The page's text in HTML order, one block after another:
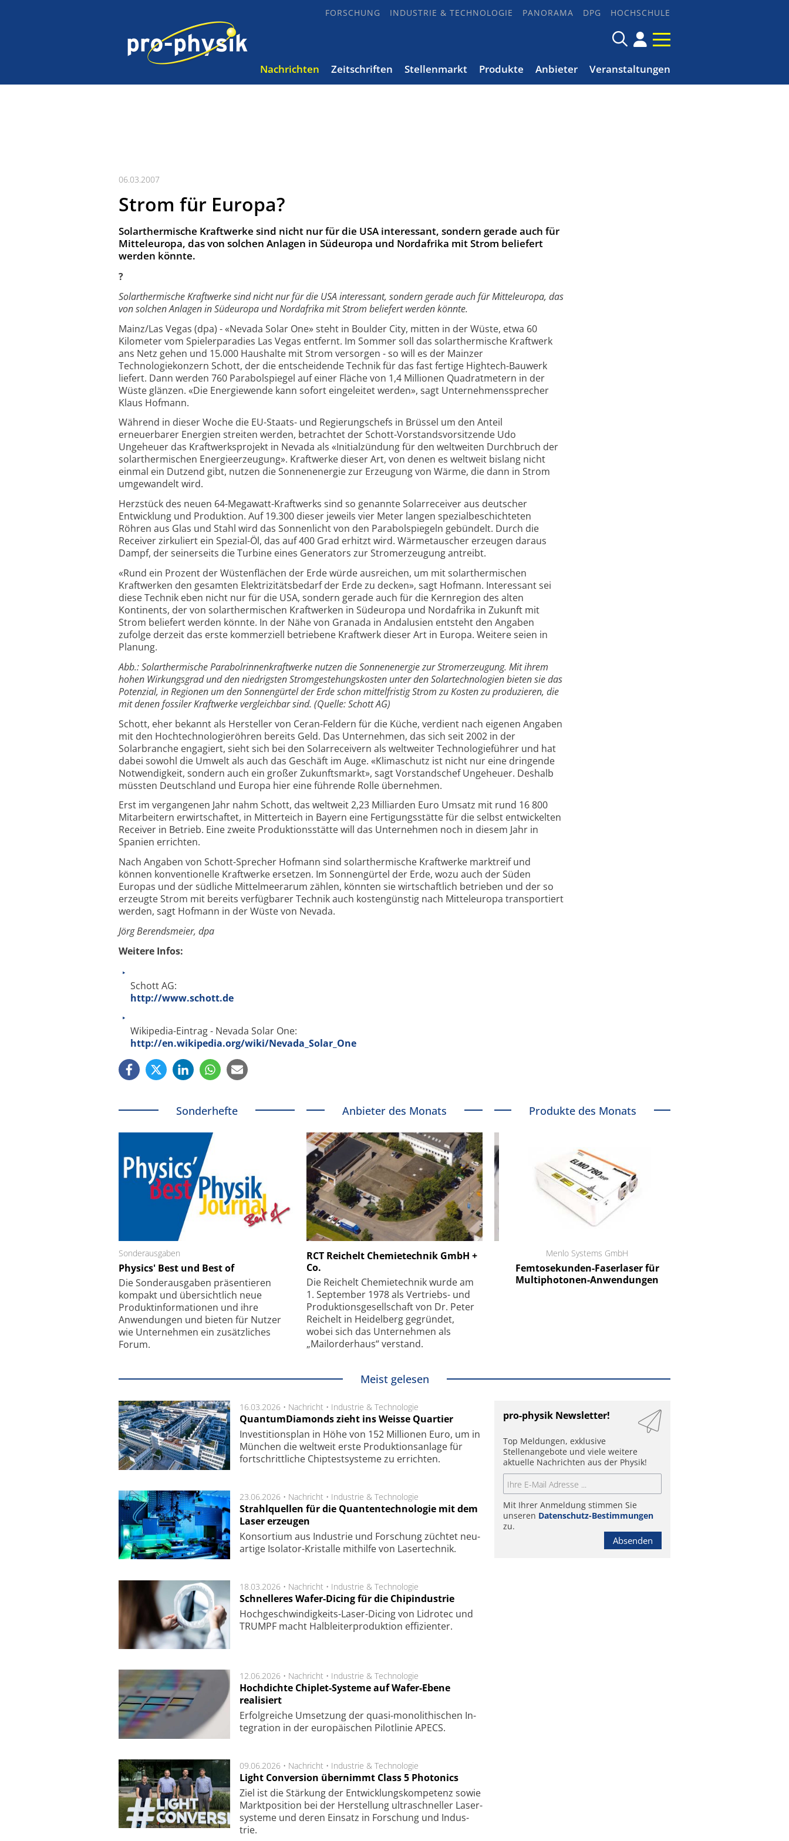
FORSCHUNG INDUSTRIE & TECHNOLOGIE PANORAMA DPG HOCHSCHULE
Nachrichten Zeitschriften Stellenmarkt Produkte Anbieter Veranstaltungen
06.03.2007
Strom für Europa?
Solarthermische Kraftwerke sind nicht nur für die USA interessant, sondern gerade auch für
Mitteleuropa, das von solchen Anlagen in Südeuropa und Nordafrika mit Strom beliefert
werden könnte.
?
Solarthermische Kraftwerke sind nicht nur für die USA interessant, sondern gerade auch für Mitteleuropa, das
von solchen Anlagen in Südeuropa und Nordafrika mit Strom beliefert werden könnte.
Mainz/Las Vegas (dpa) - «Nevada Solar One» steht in Boulder City, mitten in der Wüste, etwa 60
Kilometer vom Spielerparadies Las Vegas entfernt. Im Sommer soll das solarthermische Kraftwerk
ans Netz gehen und 15.000 Haushalte mit Strom versorgen - so will es der Mainzer
Technologiekonzern Schott, der die entscheidende Technik für das fast fertige Hightech-Bauwerk
liefert. Dann werden 760 Parabolspiegel auf einer Fläche von 1,4 Millionen Quadratmetern in der
Wüste glänzen. «Die Energiewende kann sofort eingeleitet werden», sagt Unternehmenssprecher
Klaus Hofmann.
Während in dieser Woche die EU-Staats- und Regierungschefs in Brüssel um den Anteil
erneuerbarer Energien streiten werden, betrachtet der Schott-Vorstandsvorsitzende Udo
Ungeheuer das Kraftwerksprojekt in Nevada als «Initialzündung für den weltweiten Durchbruch der
solarthermischen Energieerzeugung». Kraftwerke dieser Art, von denen es weltweit bislang nicht
einmal ein Dutzend gibt, nutzen die Sonnenenergie zur Erzeugung von Wärme, die dann in Strom
umgewandelt wird.
Herzstück des neuen 64-Megawatt-Kraftwerks sind so genannte Solarreceiver aus deutscher
Entwicklung und Produktion. Auf 19.300 dieser jeweils vier Meter langen spezialbeschichteten
Röhren aus Glas und Stahl wird das Sonnenlicht von den Parabolspiegeln gebündelt. Durch die
Receiver zirkuliert ein Spezial-Öl, das auf 400 Grad erhitzt wird. Wärmetauscher erzeugen daraus
Dampf, der seinerseits die Turbine eines Generators zur Stromerzeugung antreibt.
«Rund ein Prozent der Wüstenflächen der Erde würde ausreichen, um mit solarthermischen
Kraftwerken den gesamten Elektrizitätsbedarf der Erde zu decken», sagt Hofmann. Interessant sei
diese Technik eben nicht nur für die USA, sondern gerade auch für die Kernregion des alten
Kontinents, der von solarthermischen Kraftwerken in Südeuropa und Nordafrika in Zukunft mit
Strom beliefert werden könnte. In der Nähe von Granada in Andalusien entsteht den Angaben
zufolge derzeit das erste kommerziell betriebene Kraftwerk dieser Art in Europa. Weitere seien in
Planung.
Abb.: Solarthermische Parabolrinnenkraftwerke nutzen die Sonnenenergie zur Stromerzeugung. Mit ihrem
hohen Wirkungsgrad und den niedrigsten Stromgestehungskosten unter den Solartechnologien bieten sie das
Potenzial, in Regionen um den Sonnengürtel der Erde schon mittelfristig Strom zu Kosten zu produzieren, die
mit denen fossiler Kraftwerke vergleichbar sind. (Quelle: Schott AG)
Schott, eher bekannt als Hersteller von Ceran-Feldern für die Küche, verdient nach eigenen Angaben
mit den Hochtechnologieröhren bereits Geld. Das Unternehmen, das sich seit 2002 in der
Solarbranche engagiert, sieht sich bei den Solarreceivern als weltweiter Technologieführer und hat
dabei sowohl die Umwelt als auch das Geschäft im Auge. «Klimaschutz ist nicht nur eine dringende
Notwendigkeit, sondern auch ein großer Zukunftsmarkt», sagt Vorstandschef Ungeheuer. Deshalb
müssten Deutschland und Europa hier eine führende Rolle übernehmen.
Erst im vergangenen Jahr nahm Schott, das weltweit 2,23 Milliarden Euro Umsatz mit rund 16 800
Mitarbeitern erwirtschaftet, in Mitterteich in Bayern eine Fertigungsstätte für die selbst entwickelten
Receiver in Betrieb. Eine zweite Produktionsstätte will das Unternehmen noch in diesem Jahr in
Spanien errichten.
Nach Angaben von Schott-Sprecher Hofmann sind solarthermische Kraftwerke marktreif und
können konventionelle Kraftwerke ersetzen. Im Sonnengürtel der Erde, wozu auch der Süden
Europas und der südliche Mittelmeerarum zählen, könnten sie wirtschaftlich betrieben und der so
erzeugte Strom mit bereits verfügbarer Technik auch kostengünstig nach Mitteleuropa transportiert
werden, sagt Hofmann in der Wüste von Nevada.
Jörg Berendsmeier, dpa
Weitere Infos:
Schott AG:
http://www.schott.de
Wikipedia-Eintrag - Nevada Solar One:
http://en.wikipedia.org/wiki/Nevada_Solar_One
Sonderhefte
Sonderausgaben
Physics' Best und Best of
Die Sonder­ausgaben präsentieren
kompakt und übersichtlich neue
Produkt­informationen und ihre
Anwendungen und bieten für Nutzer
wie Unternehmen ein zusätzliches
Forum.
Anbieter des Monats
RCT Reichelt Chemietechnik GmbH +
Co.
Die Reichelt Chemietechnik wurde am
1. September 1978 als Vertriebs- und
Produktionsgesellschaft von Dr. Peter
Reichelt in Heidelberg gegründet,
wobei sich das Unternehmen als
„Mailorderhaus“ verstand.
Produkte des Monats
Faserkoppler mit Super-
Feinfokussierungsmechanismus
SmarAct GmbH
kleinstem Raum
Menlo Systems GmbH
Femtosekunden-Faserlaser für
Multiphotonen-Anwendungen
Meist gelesen
16.03.2026 • Nachricht • Industrie & Technologie
QuantumDiamonds zieht ins Weisse Quartier
Inves­ti­tions­plan in Höhe von 152 Mil­lio­nen Euro, um in
Mün­chen die welt­weit ers­te Pro­duk­tions­an­la­ge für
fort­schritt­li­che Chip­test­sys­te­me zu er­rich­ten.
23.06.2026 • Nachricht • Industrie & Technologie
Strahlquellen für die Quantentechnologie mit dem
Laser erzeugen
Kon­sor­tium aus In­dus­trie und For­schung züch­tet neu­
ar­ti­ge Iso­lator-Kris­tal­le mit­hil­fe von Laser­tech­nik.
18.03.2026 • Nachricht • Industrie & Technologie
Schnelleres Wafer-Dicing für die Chipindustrie
Hoch­ge­schwin­dig­keits-Laser-Dicing von Lidrotec und
TRUMPF macht Halb­lei­ter­pro­duk­tion ef­fi­zien­ter.
12.06.2026 • Nachricht • Industrie & Technologie
Hochdichte Chiplet-Systeme auf Wafer-Ebene
realisiert
Er­folg­rei­che Um­set­zung der quasi-mono­li­thi­schen In­
te­gra­tion in der eu­ro­pä­i­schen Pi­lot­li­nie APECS.
09.06.2026 • Nachricht • Industrie & Technologie
Light Conversion übernimmt Class 5 Photonics
Ziel ist die Stär­kung der Ent­wick­lungs­kom­pe­tenz sowie
Markt­po­si­tion bei der Her­stel­lung ul­tra­schnel­ler Laser­
sys­te­me und de­ren Ein­satz in For­schung und In­dus­
trie.
pro-physik Newsletter!
Top Meldungen, exklusive
Stellenangebote und viele weitere
aktuelle Nachrichten aus der Physik!
Mit Ihrer Anmeldung stimmen Sie
unseren Datenschutz-Bestimmungen
zu.
Absenden